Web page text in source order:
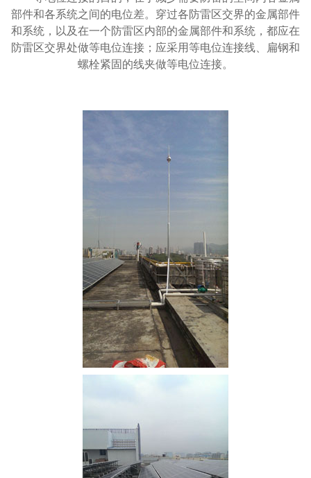
部件和各系统之间的电位差。穿过各防雷区交界的金属部件
和系统，以及在一个防雷区内部的金属部件和系统，都应在
防雷区交界处做等电位连接；应采用等电位连接线、扁钢和
螺栓紧固的线夹做等电位连接。